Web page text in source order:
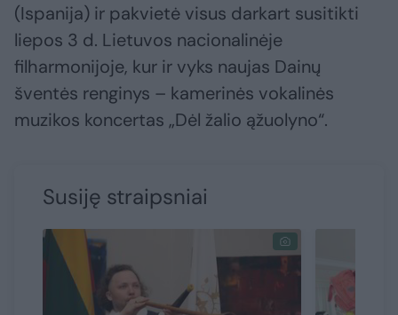
(Ispanija) ir pakvietė visus darkart susitikti
liepos 3 d. Lietuvos nacionalinėje
filharmonijoje, kur ir vyks naujas Dainų
šventės renginys – kamerinės vokalinės
muzikos koncertas „Dėl žalio ąžuolyno“.
Susiję straipsniai